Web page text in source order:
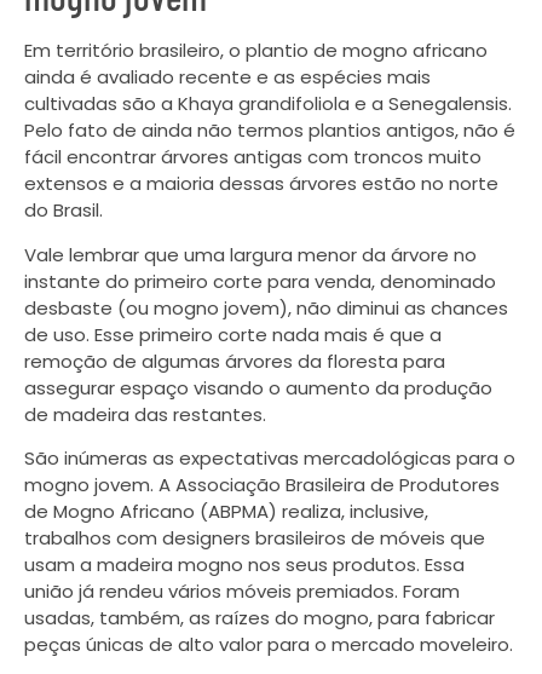
Em território brasileiro, o plantio de mogno africano
ainda é avaliado recente e as espécies mais
cultivadas são a Khaya grandifoliola e a Senegalensis.
Pelo fato de ainda não termos plantios antigos, não é
fácil encontrar árvores antigas com troncos muito
extensos e a maioria dessas árvores estão no norte
do Brasil.
Vale lembrar que uma largura menor da árvore no
instante do primeiro corte para venda, denominado
desbaste (ou mogno jovem), não diminui as chances
de uso. Esse primeiro corte nada mais é que a
remoção de algumas árvores da floresta para
assegurar espaço visando o aumento da produção
de madeira das restantes.
São inúmeras as expectativas mercadológicas para o
mogno jovem. A Associação Brasileira de Produtores
de Mogno Africano (ABPMA) realiza, inclusive,
trabalhos com designers brasileiros de móveis que
usam a madeira mogno nos seus produtos. Essa
união já rendeu vários móveis premiados. Foram
usadas, também, as raízes do mogno, para fabricar
peças únicas de alto valor para o mercado moveleiro.